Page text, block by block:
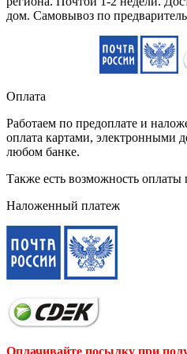
дом. Самовывоз по
Оплата
Работаем по предоплате и
оплата картами, электронными
любом банке.
Также есть возможность
Наложенный платеж
Оплачивайте посылку при